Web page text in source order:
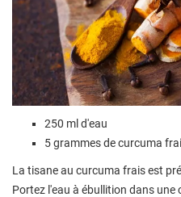
250 ml d'eau
5 grammes de curcuma
La tisane au curcuma frais est
Portez l'eau à ébullition dans une